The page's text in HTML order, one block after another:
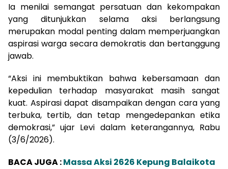
Ia menilai semangat persatuan dan kekompakan
yang ditunjukkan selama aksi berlangsung
merupakan modal penting dalam memperjuangkan
aspirasi warga secara demokratis dan bertanggung
jawab.
“Aksi ini membuktikan bahwa kebersamaan dan
kepedulian terhadap masyarakat masih sangat
kuat. Aspirasi dapat disampaikan dengan cara yang
terbuka, tertib, dan tetap mengedepankan etika
demokrasi,” ujar Levi dalam keterangannya, Rabu
(3/6/2026).
BACA JUGA :Massa Aksi 2626 Kepung Balaikota